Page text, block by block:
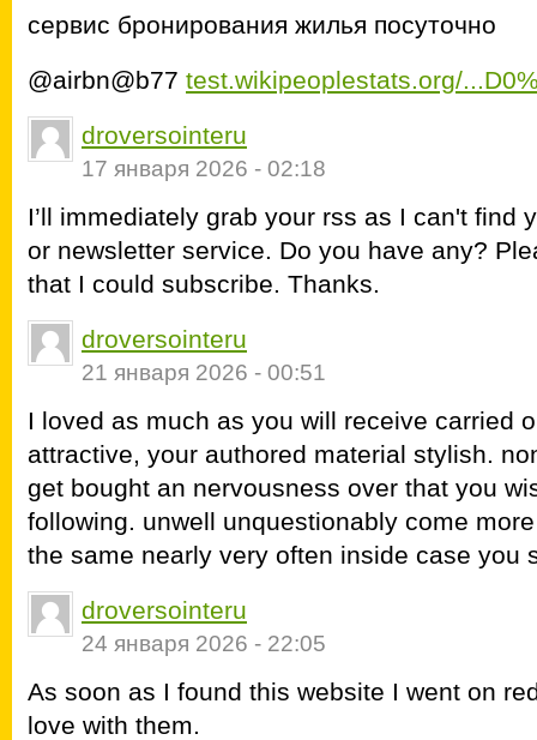
сервис бронирования жилья посуточно
@airbn@b77 test.wikipeoplestats.org/
droversointeru
17 января 2026 - 02:18
I’ll immediately grab your rss as I can't find
or newsletter service. Do you have any?
that I could subscribe. Thanks.
droversointeru
21 января 2026 - 00:51
I loved as much as you will receive carried
attractive, your authored material stylish.
get bought an nervousness over that you
following. unwell unquestionably come
the same nearly very often inside case you
droversointeru
24 января 2026 - 22:05
As soon as I found this website I went on
love with them.